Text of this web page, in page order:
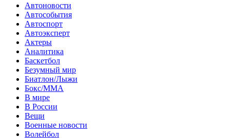
Автоновости
Автособытия
Автоспорт
Автоэксперт
Актеры
Аналитика
Баскетбол
Безумный мир
Биатлон/Лыжи
Бокс/MMA
В мире
В России
Вещи
Военные новости
Волейбол